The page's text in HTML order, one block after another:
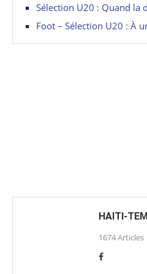
Sélection U20 : Quand la
Foot – Sélection U20 : À
HAITI-
1674 Articles